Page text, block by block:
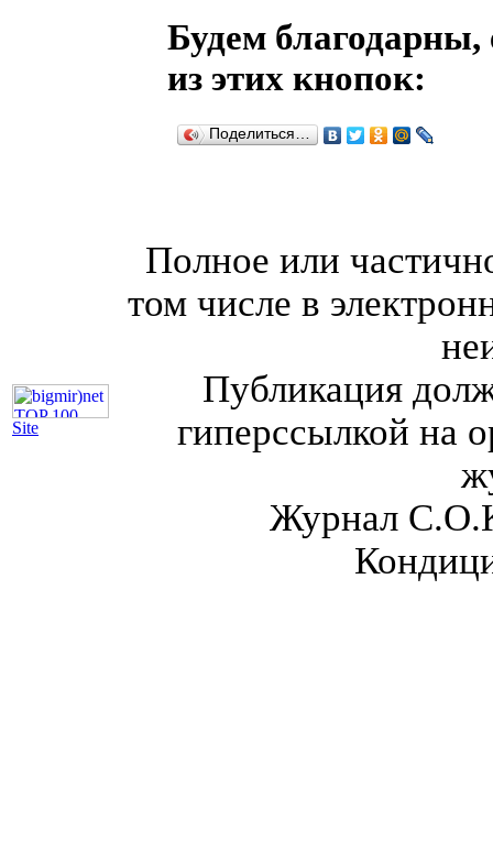
Будем благодарны,
из этих кнопок:
Поделиться…
Site
Полное или
том числе в
Публикация
гиперссылкой на
Журнал